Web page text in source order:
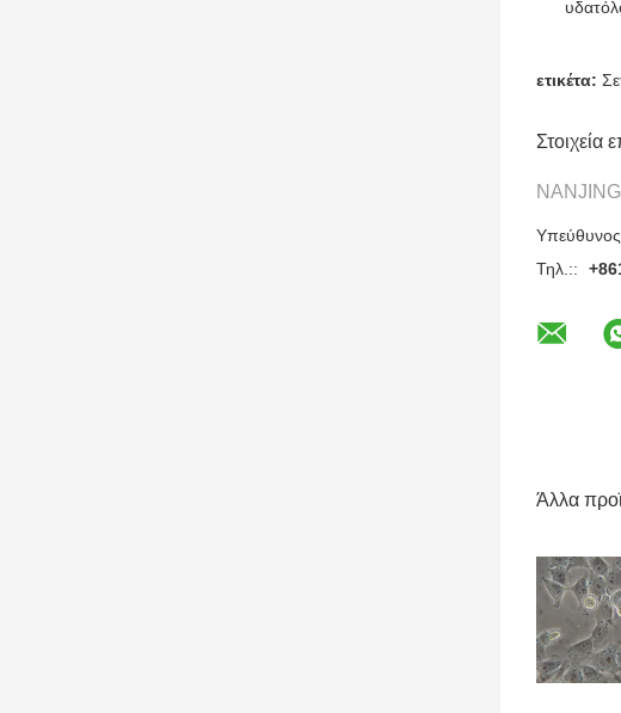
ετικέτα:
Στοιχεία
Υπεύθυνος
Τηλ.::
Άλλα